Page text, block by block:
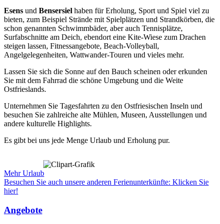
Esens und Bensersiel haben für Erholung, Sport und Spiel viel zu
bieten, zum Beispiel Strände mit Spielplätzen und Strandkörben, die
schon genannten Schwimmbäder, aber auch Tennisplätze,
Surfabschnitte am Deich, ebendort eine Kite-Wiese zum Drachen
steigen lassen, Fitnessangebote, Beach-Volleyball,
Angelgelegenheiten, Wattwander-Touren und vieles mehr.
Lassen Sie sich die Sonne auf den Bauch scheinen oder erkunden
Sie mit dem Fahrrad die schöne Umgebung und die Weite
Ostfrieslands.
Unternehmen Sie Tagesfahrten zu den Ostfriesischen Inseln und
besuchen Sie zahlreiche alte Mühlen, Museen, Ausstellungen und
andere kulturelle Highlights.
Es gibt bei uns jede Menge Urlaub und Erholung pur.
Mehr Urlaub
Besuchen Sie auch unsere anderen Ferienunterkünfte: Klicken Sie
hier!
Angebote